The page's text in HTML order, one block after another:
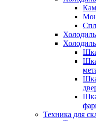
Техника для